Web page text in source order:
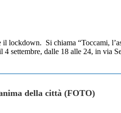
lockdown. Si chiama “Toccami,
settembre, dalle 18 alle 24, in via
della città (FOTO)